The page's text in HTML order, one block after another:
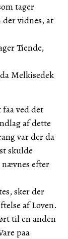
tager
der vidnes, at
Tiende,
Melkisedek
ved det
af dette
var der da
skulde
nævnes efter
sker der
af Loven.
til en anden
paa